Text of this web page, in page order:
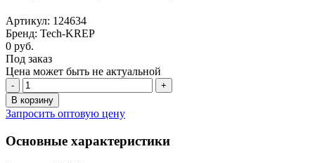
Артикул: 124634
Бренд: Tech-KREP
0 руб.
Под заказ
Цена может быть не актуальной
-
+
В корзину
Запросить оптовую цену
Основные характеристики